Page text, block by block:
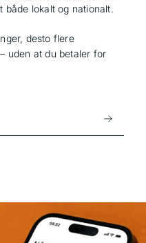
lokalt og nationalt.
desto flere
uden at du betaler for